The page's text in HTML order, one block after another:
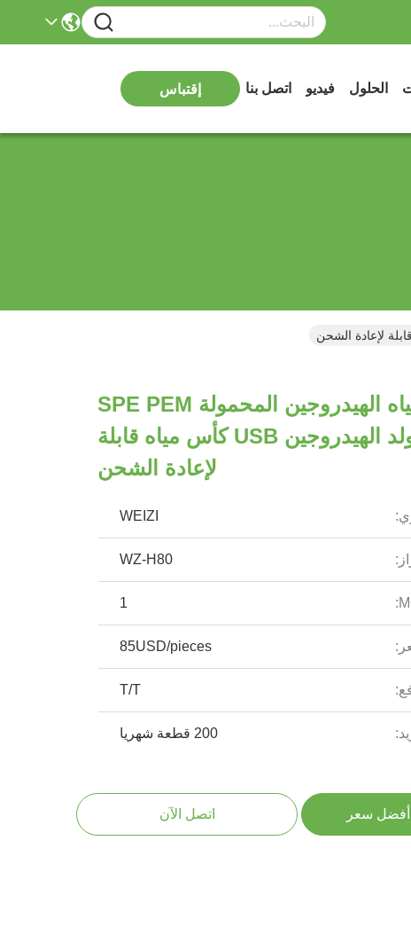
الحلول فيديو اتصل بنا إقتباس
زجاجة مياه الهيدروجين المحمولة SPE PEM
تكنولوجيا مولد الهيدروجين USB كأس مياه قابلة
لإعادة الشحن
WEIZI
WZ-H80
1
85USD/pieces
T/T
200 قطعة شهريا
سعر اتصل الآن